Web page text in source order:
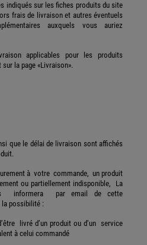
indiqués sur les fiches produits du site
frais de livraison et autres éventuels
auxquels vous auriez
applicables pour les produits
la page «Livraison».
que le délai de livraison sont affichés
à votre commande, un produit
ou partiellement indisponible, La
informera par email de cette
possibilité :
livré d’un produit ou d’un service
à celui commandé